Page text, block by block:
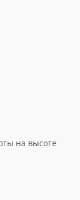
на высоте